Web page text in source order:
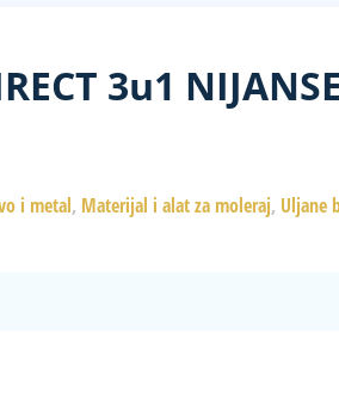
3u1 NIJANSE
i metal, Materijal i alat za moleraj, Uljane